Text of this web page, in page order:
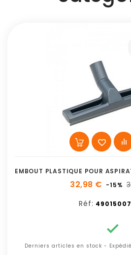
EMBOUT PLASTIQUE POUR
32,98 € -15%
Réf:

Derniers articles en stock -